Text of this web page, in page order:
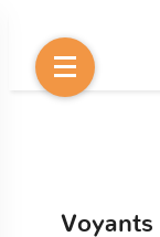
Voyants